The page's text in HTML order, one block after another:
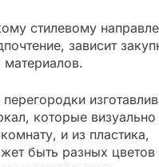
стилевому
зависит
которые визуально
и из пластика,
быть разных цветов